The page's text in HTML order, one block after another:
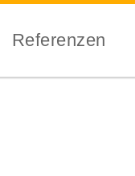
Referenzen